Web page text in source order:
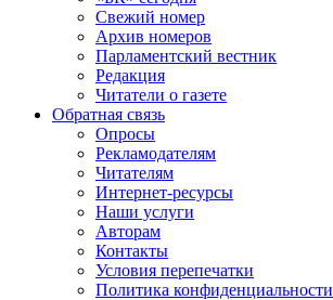
Свежий номер
Архив номеров
Парламентский вестник
Редакция
Читатели о газете
Обратная связь
Опросы
Рекламодателям
Читателям
Интернет-ресурсы
Наши услуги
Авторам
Контакты
Условия перепечатки
Политика конфиденциальности